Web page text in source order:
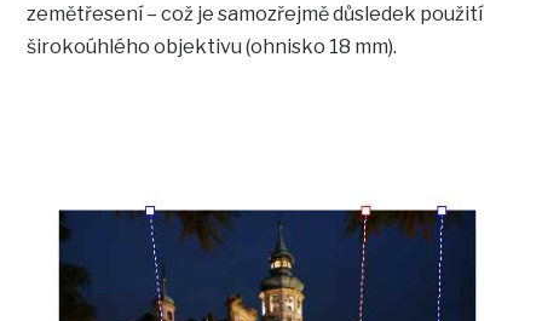
zemětřesení – což je samozřejmě důsledek použití
širokoúhlého objektivu (ohnisko 18 mm).